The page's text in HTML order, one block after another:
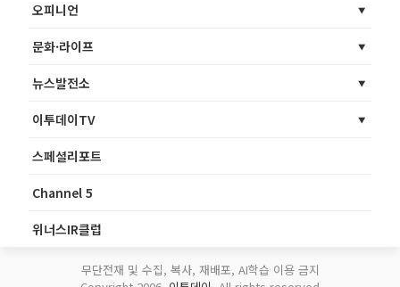
오피니언
문화·라이프
뉴스발전소
이투데이TV
스페셜리포트
Channel 5
위너스IR클럽
무단전재 및 수집, 복사, 재배포, AI학습 이용 금지